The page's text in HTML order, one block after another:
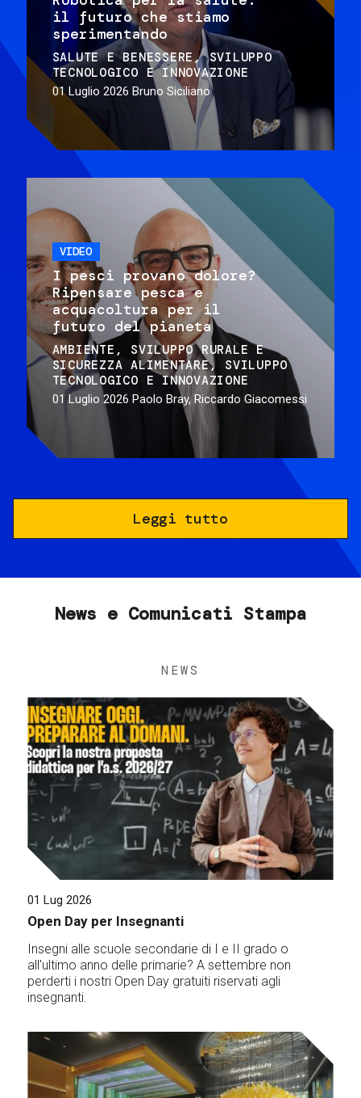
il futuro che stiamo
sperimentando
SALUTE E BENESSERE
SVILUPPO
TECNOLOGICO E INNOVAZIONE
01 Luglio 2026 Bruno Siciliano
VIDEO
I pesci provano dolore?
Ripensare pesca e
acquacoltura per il
futuro del pianeta
AMBIENTE
SVILUPPO RURALE E
SICUREZZA ALIMENTARE
SVILUPPO
TECNOLOGICO E INNOVAZIONE
01 Luglio 2026 Paolo Bray, Riccardo Giacomessi
Leggi tutto
News e Comunicati Stampa
NEWS
01 Lug 2026
Open Day per Insegnanti
Insegni alle scuole secondarie di I e II grado o
all'ultimo anno delle primarie? A settembre non
perderti i nostri Open Day gratuiti riservati agli
insegnanti.